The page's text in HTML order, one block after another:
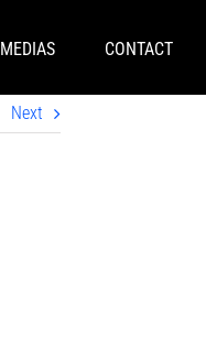
MEDIAS CONTACT
Next